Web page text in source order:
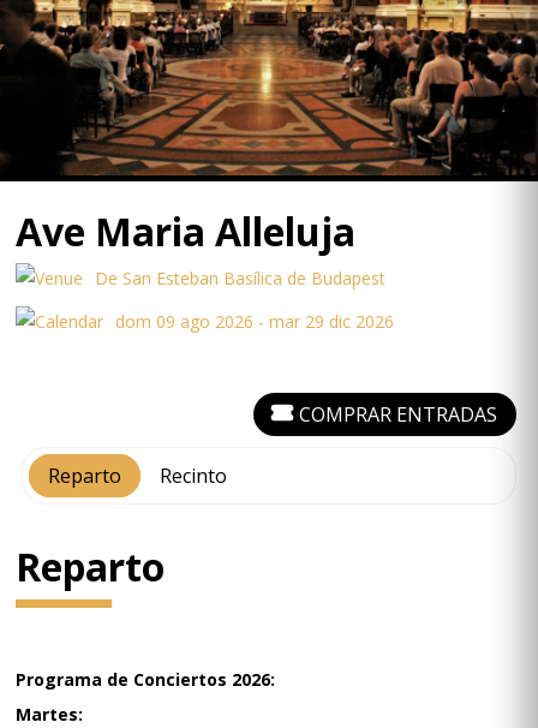
Ave Maria Alleluja
De San Esteban Basílica de Budapest
dom 09 ago 2026 - mar 29 dic 2026
Reparto Recinto
COMPRAR ENTRADAS
Reparto
Programa de Conciertos 2026:
Martes: